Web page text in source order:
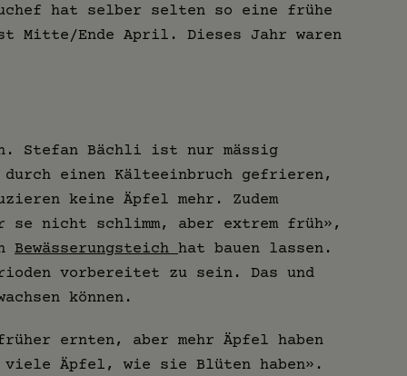
hat selber selten so eine frühe
Mitte/Ende April. Dieses Jahr waren
Stefan Bächli ist nur mässig
einen Kälteeinbruch gefrieren,
keine Äpfel mehr. Zudem
se nicht schlimm, aber extrem früh»,
Bewässerungsteich hat bauen lassen.
vorbereitet zu sein. Das und
können.
ernten, aber mehr Äpfel haben
viele Äpfel, wie sie Blüten haben».